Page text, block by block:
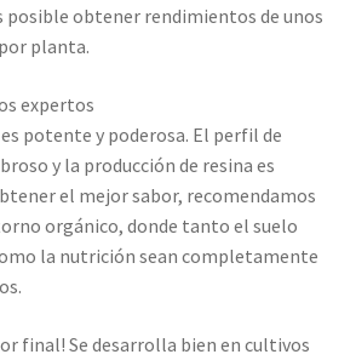
posible obtener rendimientos de unos
planta.
expertos
potente y poderosa. El perfil de
y la producción de resina es
el mejor sabor, recomendamos
orgánico, donde tanto el suelo
la nutrición sean completamente
final! Se desarrolla bien en cultivos